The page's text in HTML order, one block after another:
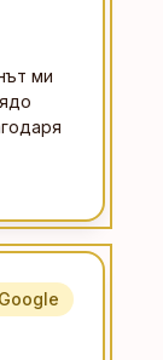
ми
Google